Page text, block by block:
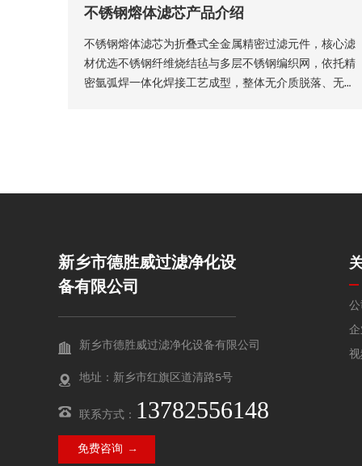
多种结构，且支持滤缝规格、丝径尺寸等核心参数个性
化定制。本厂出品的楔形网滤芯具备滤隙均匀、板面平
整圆润、过滤精度稳定、机械强度高、经久耐用等核心
品质优势。
不锈钢熔体滤芯产品介绍
不锈钢熔体滤芯为折叠式全金属精密过滤元件，核心滤
材优选不锈钢纤维烧结毡与多层不锈钢编织网，依托精
密氩弧焊一体化焊接工艺成型，整体无介质脱落、无渗
新乡市德胜威过滤净化设
备有限公司
新乡市德胜威过滤净化设备有限公司
地址：新乡市红旗区道清路5号
联系方式： 13782556148
免费咨询 →